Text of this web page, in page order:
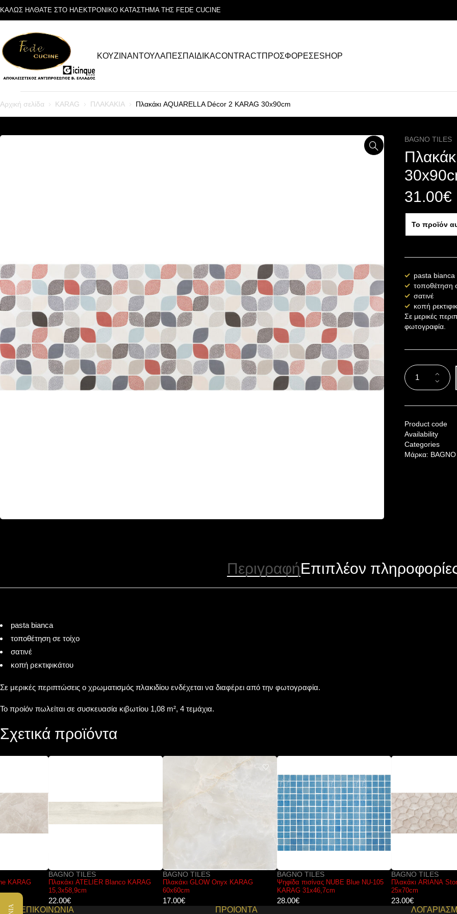
ΚΑΛΩΣ ΗΛΘΑΤΕ ΣΤΟ ΗΛΕΚΤΡΟΝΙΚΟ ΚΑΤΑΣΤΗΜΑ ΤΗΣ FEDE CUCINE
ΚΟΥΖΙΝΑΝΤΟΥΛΑΠΕΣΠΑΙΔΙΚΑCONTRACTΠΡΟΣΦΟΡΕΣESHOP
Αρχική σελίδα KARAG ΠΛΑΚΑΚΙΑ Πλακάκι AQUARELLA Décor 2 KARAG 30x90cm
BAGNO TILES
31.00€
Το προϊόν
pasta bianca
τοποθέτηση
σατινέ
κοπή
Σε μερικές
φωτογραφία.
Product code
Availability
Categories
Μάρκα:
ΠεριγραφήΕπιπλέον
pasta bianca
τοποθέτηση σε τοίχο
σατινέ
κοπή ρεκτιφικάτου
Σε μερικές περιπτώσεις ο χρωματισμός πλακιδίου ενδέχεται να διαφέρει από την φωτογραφία.
Το προίόν πωλείται σε συσκευασία κιβωτίου 1,08 m², 4 τεμάχια.
Σχετικά προϊόντα
Πλακάκι ATELIER Blanco KARAG
Πλακάκι GLOW Onyx KARAG
Ψηφίδα πισίνας NUBE Blue NU-105
KARAG 31x46,7cm
Πλακάκι ARIANA Stone Rlv KARAG
ΕΠΙΚΟΙΝΩΝΙΑ
ΠΡΟΙΟΝΤΑ